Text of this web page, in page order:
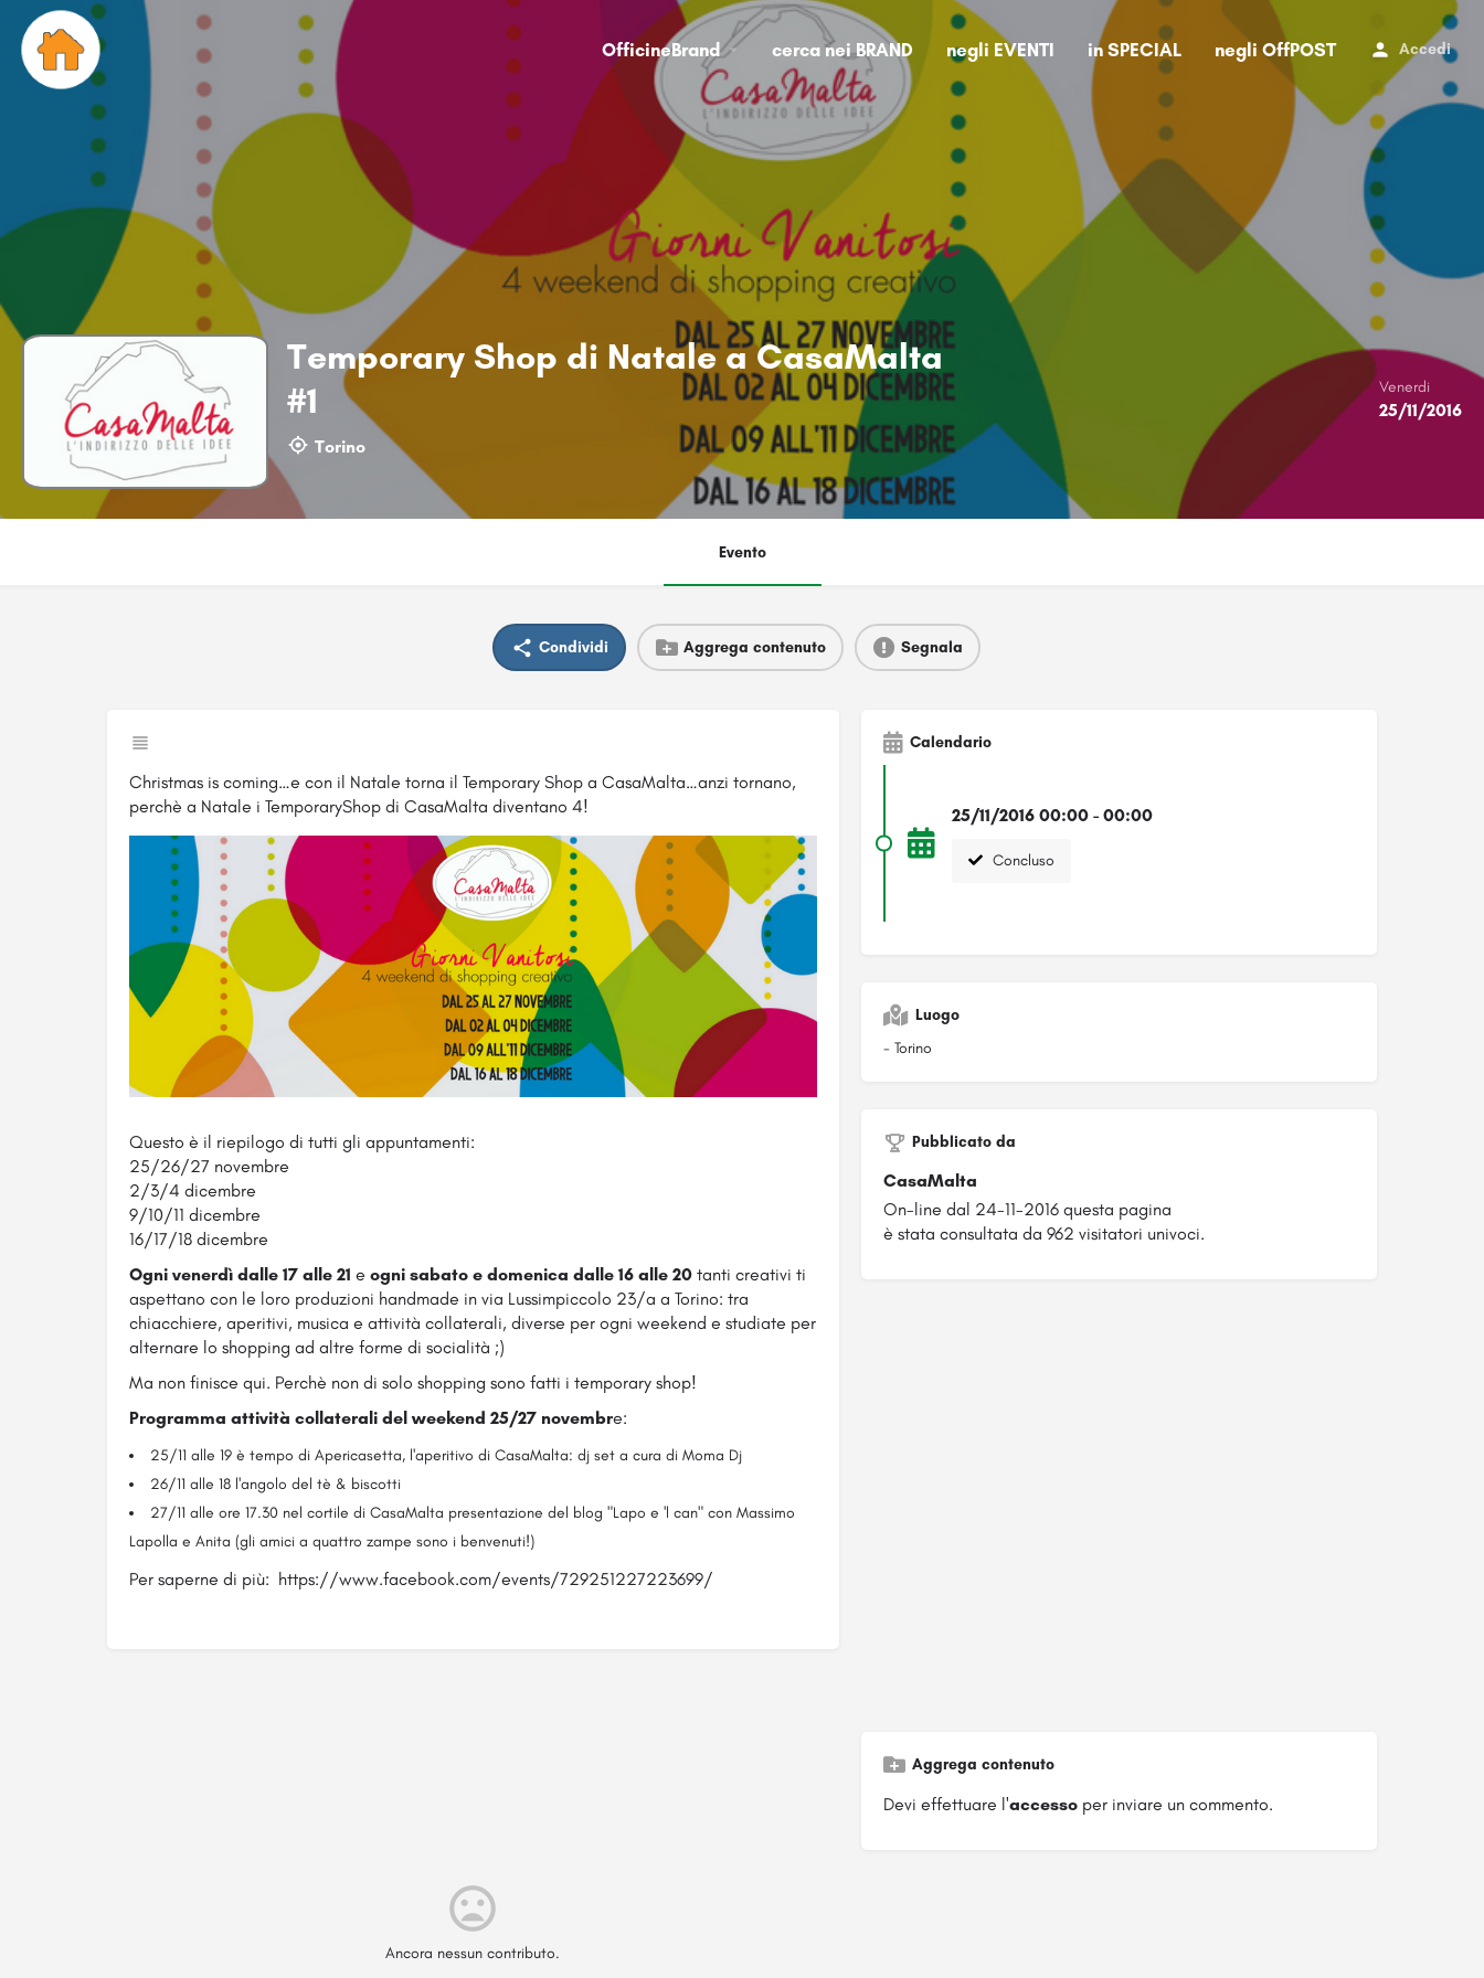
OfficineBrand cerca nei BRAND negli EVENTI in SPECIAL negli OffPOST Accedi
Temporary Shop di Natale a CasaMalta
#1
Torino
Venerdi
25/11/2016
Evento
Condividi Aggrega contenuto Segnala
Christmas is coming…e con il Natale torna il Temporary Shop a CasaMalta…anzi tornano,
perchè a Natale i TemporaryShop di CasaMalta diventano 4!
Questo è il riepilogo di tutti gli appuntamenti:
25/26/27 novembre
2/3/4 dicembre
9/10/11 dicembre
16/17/18 dicembre
Ogni venerdì dalle 17 alle 21 e ogni sabato e domenica dalle 16 alle 20 tanti creativi ti
aspettano con le loro produzioni handmade in via Lussimpiccolo 23/a a Torino: tra
chiacchiere, aperitivi, musica e attività collaterali, diverse per ogni weekend e studiate per
alternare lo shopping ad altre forme di socialità ;)
Ma non finisce qui. Perchè non di solo shopping sono fatti i temporary shop!
Programma attività collaterali del weekend 25/27 novembre:
25/11 alle 19 è tempo di Apericasetta, l'aperitivo di CasaMalta: dj set a cura di Moma Dj
26/11 alle 18 l'angolo del tè & biscotti
27/11 alle ore 17.30 nel cortile di CasaMalta presentazione del blog "Lapo e 'l can" con Massimo
Lapolla e Anita (gli amici a quattro zampe sono i benvenuti!)
Per saperne di più: https://www.facebook.com/events/729251227223699/
Calendario
25/11/2016 00:00 - 00:00
Concluso
Luogo
- Torino
Pubblicato da
CasaMalta
On-line dal 24-11-2016 questa pagina
è stata consultata da 962 visitatori univoci.
Ancora nessun contributo.
Aggrega contenuto
Devi effettuare l'accessoper inviare un commento.